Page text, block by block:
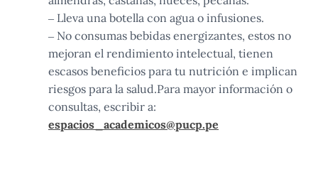
– Lleva una botella con agua o infusiones.
– No consumas bebidas energizantes, estos no
mejoran el rendimiento intelectual, tienen
escasos beneficios para tu nutrición e implican
riesgos para la salud.Para mayor información o
consultas, escribir a:
espacios_academicos@pucp.pe